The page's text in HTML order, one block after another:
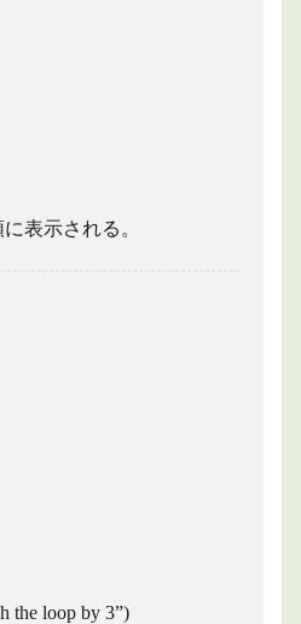
表示される。
the loop by 3”)